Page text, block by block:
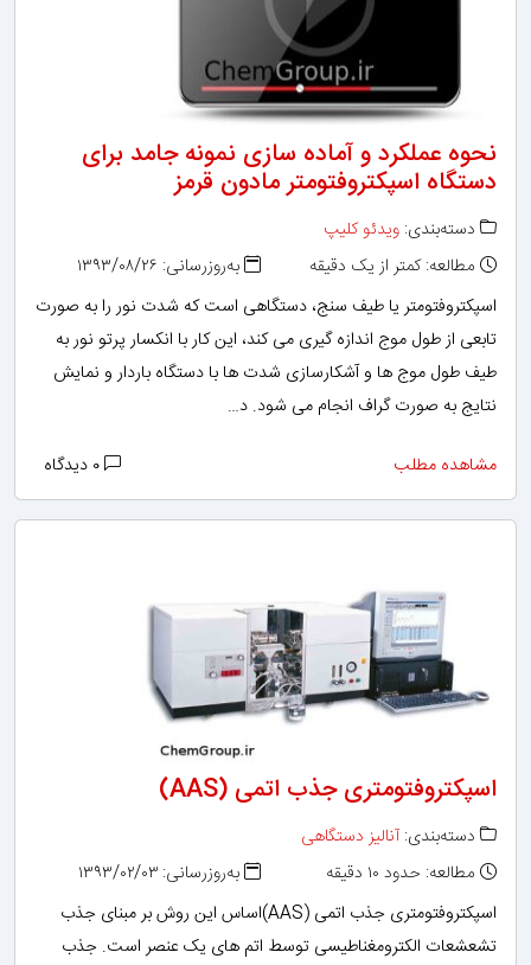
نحوه عملکرد و آماده سازی نمونه جامد برای
دستگاه اسپکتروفتومتر مادون قرمز
دسته‌بندی: ویدئو کلیپ
مطالعه: کمتر از یک دقیقه
به‌روزرسانی: ۱۳۹۳/۰۸/۲۶
اسپکتروفتومتر یا طیف سنج، دستگاهی است که شدت نور را به صورت
تابعی از طول موج اندازه گیری می کند، این کار با انکسار پرتو نور به
طیف طول موج ها و آشکارسازی شدت ها با دستگاه باردار و نمایش
نتایج به صورت گراف انجام می شود. د…
مشاهده مطلب
اسپکتروفتومتری جذب اتمی (AAS)
دسته‌بندی: آنالیز دستگاهی
مطالعه: حدود ۱۰ دقیقه
به‌روزرسانی: ۱۳۹۳/۰۲/۰۳
اسپکتروفتومتری جذب اتمی (AAS)اساس این روش بر مبنای جذب
تشعشعات الکترومغناطیسی توسط اتم های یک عنصر است. جذب